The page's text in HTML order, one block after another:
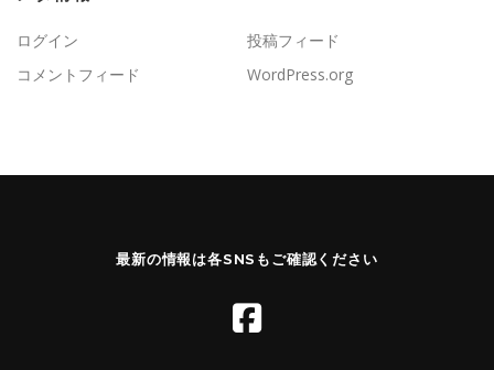
ログイン
投稿フィード
コメントフィード
WordPress.org
最新の情報は各SNSもご確認ください